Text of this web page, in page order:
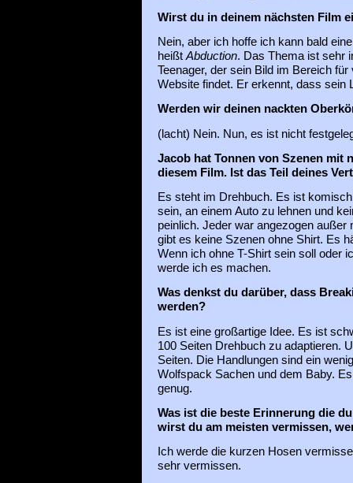
Wirst du in deinem nächsten Film
Nein, aber ich hoffe ich kann bald
heißt Abduction. Das Thema ist sehr
Teenager, der sein Bild im Bereich
Website findet. Er erkennt, dass sein
Werden wir deinen nackten
(lacht) Nein. Nun, es ist nicht
Jacob hat Tonnen von Szenen mit
diesem Film. Ist das Teil deines
Es steht im Drehbuch. Es ist
sein, an einem Auto zu lehnen und
peinlich. Jeder war angezogen außer
gibt es keine Szenen ohne Shirt. Es
Wenn ich ohne T-Shirt sein soll oder
werde ich es machen.
Was denkst du darüber, dass
werden?
Es ist eine großartige Idee. Es ist
100 Seiten Drehbuch zu adaptieren.
Seiten. Die Handlungen sind ein
Wolfspack Sachen und dem Baby.
genug.
Was ist die beste Erinnerung die
wirst du am meisten vermissen,
Ich werde die kurzen Hosen
sehr vermissen.